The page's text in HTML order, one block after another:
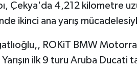
Çekya'da 4,212 kilometre
ikinci ana yarış
ROKiT BMW
ilk 9 turu Aruba Ducati